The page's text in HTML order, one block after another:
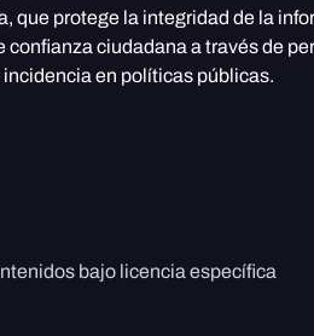
que protege la integridad de la
confianza ciudadana a través de
en políticas públicas.
bajo licencia específica